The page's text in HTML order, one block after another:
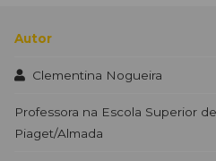
Autor
Clementina Nogueira
Professora na Escola Superior
Piaget/Almada